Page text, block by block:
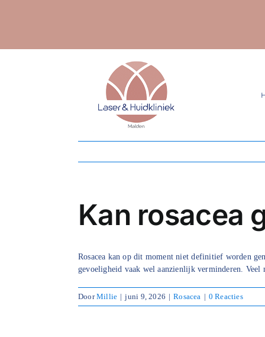
Kan rosacea
Rosacea kan op dit moment niet definitief worden
gevoeligheid vaak wel aanzienlijk verminderen. Veel
DoorMillie | juni 9, 2026 | Rosacea | 0 Reacties